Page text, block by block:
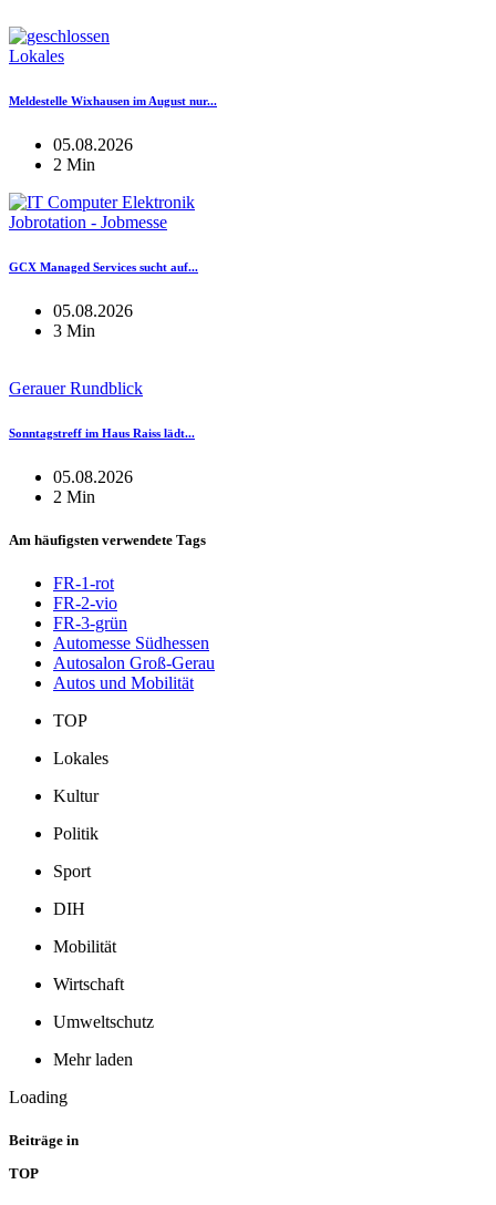
Lokales
Meldestelle Wixhausen im August nur...
05.08.2026
2 Min
Jobrotation - Jobmesse
GCX Managed Services sucht auf...
05.08.2026
3 Min
Gerauer Rundblick
Sonntagstreff im Haus Raiss lädt...
05.08.2026
2 Min
Am häufigsten verwendete Tags
FR-1-rot
FR-2-vio
FR-3-grün
Automesse Südhessen
Autosalon Groß-Gerau
Autos und Mobilität
TOP
Lokales
Kultur
Politik
Sport
DIH
Mobilität
Wirtschaft
Umweltschutz
Mehr laden
Loading
Beiträge in
TOP